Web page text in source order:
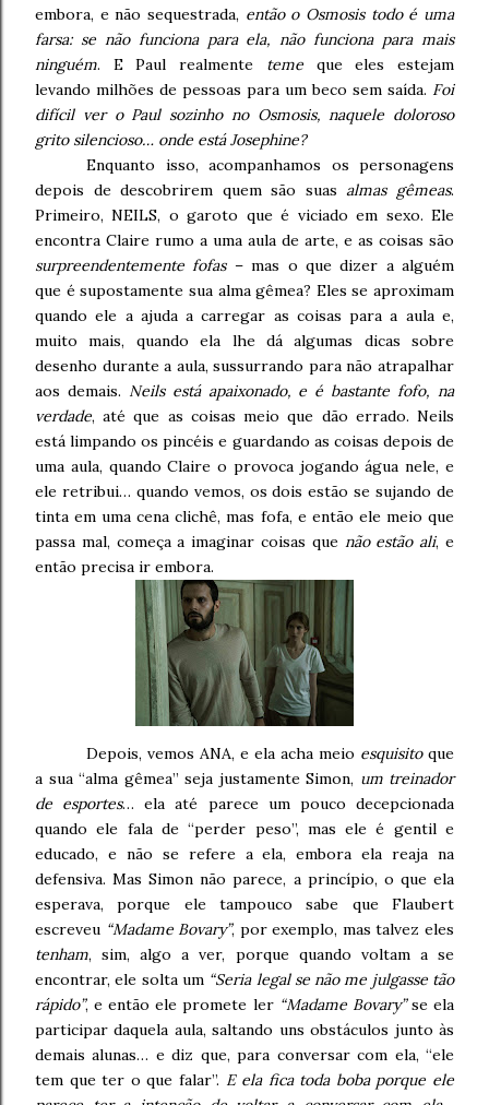
embora, e não sequestrada, então o Osmosis todo é uma
farsa: se não funciona para ela, não funciona para mais
ninguém. E Paul realmente temeque eles estejam
levando milhões de pessoas para um beco sem saída. Foi
difícil ver o Paul sozinho no Osmosis, naquele doloroso
grito silencioso… onde está Josephine?
Enquanto isso, acompanhamos os personagens
depois de descobrirem quem são suasalmas gêmeas.
Primeiro, NEILS, o garoto que é viciado em sexo. Ele
encontra Claire rumo a uma aula de arte, e as coisas são
surpreendentemente fofas– mas o que dizer a alguém
que é supostamente sua alma gêmea? Eles se aproximam
quando ele a ajuda a carregar as coisas para a aula e,
muito mais, quando ela lhe dá algumas dicas sobre
desenho durante a aula, sussurrando para não atrapalhar
aos demais. Neils está apaixonado, e é bastante fofo, na
verdade, até que as coisas meio que dão errado. Neils
está limpando os pincéis e guardando as coisas depois de
uma aula, quando Claire o provoca jogando água nele, e
ele retribui… quando vemos, os dois estão se sujando de
tinta em uma cena clichê, mas fofa, e então ele meio que
passa mal, começa a imaginar coisas que não estão ali, e
então precisa ir embora.
Depois, vemos ANA, e ela acha meio esquisitoque
a sua “alma gêmea” seja justamente Simon, um treinador
de esportes… ela até parece um pouco decepcionada
quando ele fala de “perder peso”, mas ele é gentil e
educado, e não se refere a ela, embora ela reaja na
defensiva. Mas Simon não parece, a princípio, o que ela
esperava, porque ele tampouco sabe que Flaubert
escreveu “Madame Bovary”, por exemplo, mas talvez eles
tenham, sim, algo a ver, porque quando voltam a se
encontrar, ele solta um “Seria legal se não me julgasse tão
rápido”, e então ele promete ler “Madame Bovary”se ela
participar daquela aula, saltando uns obstáculos junto às
demais alunas… e diz que, para conversar com ela, “ele
tem que ter o que falar”. E ela fica toda boba porque ele